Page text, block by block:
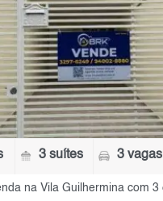
3 suítes 3 vagas
na Vila Guilhermina com 3